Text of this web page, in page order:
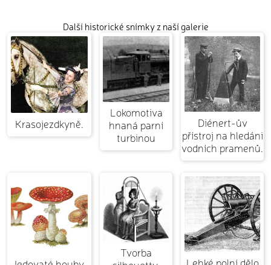
Další historické snímky z naší galerie
Krasojezdkyně.
Lokomotiva
hnaná parní
turbinou
Diénert-ův
přístroj na hledáni
vodních pramenů.
Tvorba